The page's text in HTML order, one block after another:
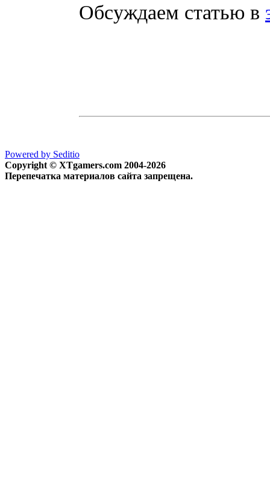
Обсуждаем статью в
Powered by Seditio
Copyright © XTgamers.com 2004-2026
Перепечатка материалов сайта запрещена.